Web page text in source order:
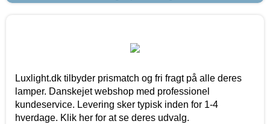
Luxlight.dk tilbyder prismatch og fri fragt på alle deres
lamper. Danskejet webshop med professionel
kundeservice. Levering sker typisk inden for 1-4
hverdage. Klik her for at se deres udvalg.